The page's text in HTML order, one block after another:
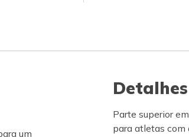
um
Parte superior
para atletas com